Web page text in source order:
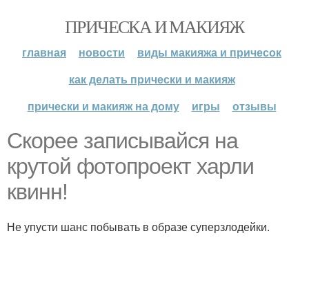
ПРИЧЕСКА И МАКИЯЖ
главная новости
виды макияжа и причесок
как делать прически и макияж
прически и макияж на дому
игры отзывы
Скорее записывайся на
крутой фотопроект харли
квинн!
Не упусти шанс побывать в образе суперзлодейки.